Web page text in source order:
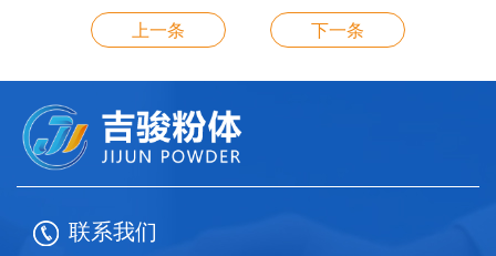
上一条 下一条
联系我们